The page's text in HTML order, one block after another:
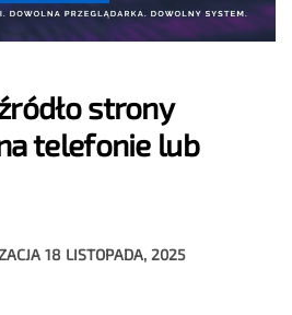
strony
telefonie lub
18 LISTOPADA, 2025